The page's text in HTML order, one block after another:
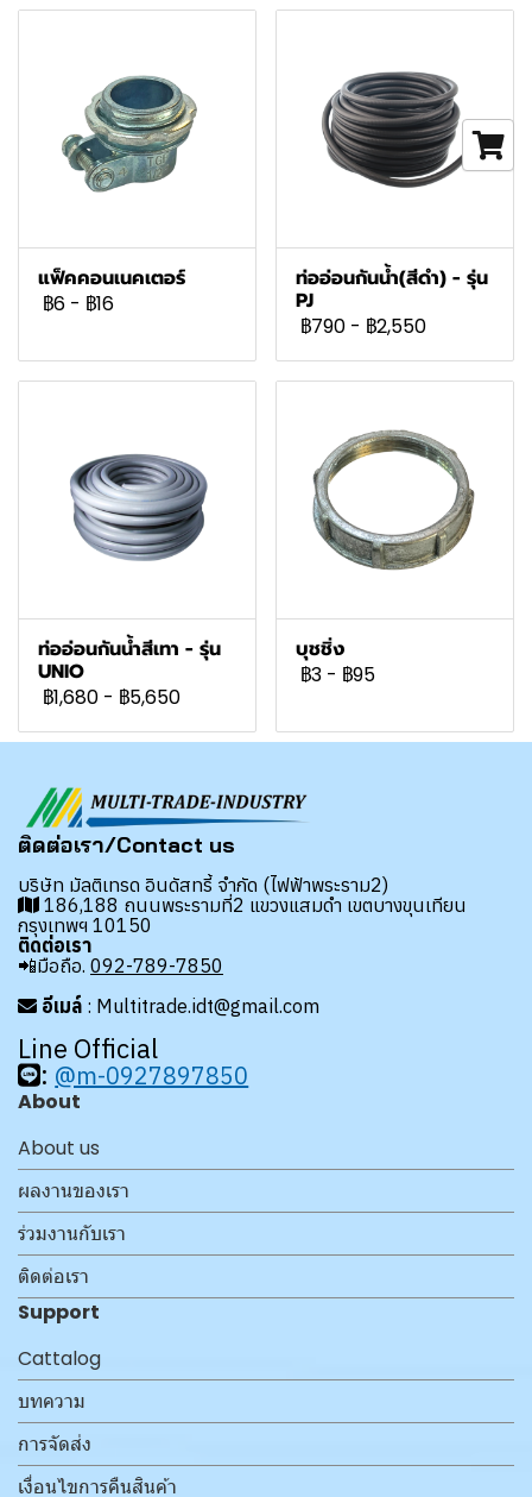
แฟ็คคอนเนคเตอร์
฿6 - ฿16
ท่ออ่อนกันน้ำ(สีดำ) - รุ่น
PJ
฿790 - ฿2,550
ท่ออ่อนกันน้ำสีเทา - รุ่น
UNIO
฿1,680 - ฿5,650
บุชชิ่ง
฿3 - ฿95
ติดต่อเรา/Contact us
บริษัท มัลติเทรด อินดัสทรี้ จำกัด (ไฟฟ้าพระราม2)
186,188 ถนนพระรามที่2 แขวงแสมดำ เขตบางขุนเทียน
กรุงเทพฯ 10150
ติดต่อเรา
📲มือถือ. 092-789-7850
อีเมล์ : Multitrade.idt@gmail.com
Line Official
: @m-0927897850
About
About us
ผลงานของเรา
ร่วมงานกับเรา
ติดต่อเรา
Support
Cattalog
บทความ
การจัดส่ง
เงื่อนไขการคืนสินค้า